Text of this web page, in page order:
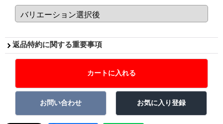
返品特約に関する重要事項